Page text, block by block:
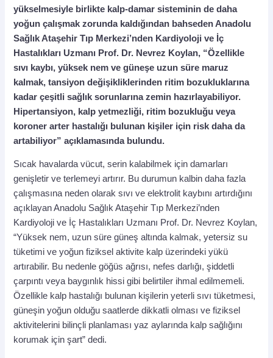
yükselmesiyle birlikte kalp-damar sisteminin de daha
yoğun çalışmak zorunda kaldığından bahseden Anadolu
Sağlık Ataşehir Tıp Merkezi’nden Kardiyoloji ve İç
Hastalıkları Uzmanı Prof. Dr. Nevrez Koylan, “Özellikle
sıvı kaybı, yüksek nem ve güneşe uzun süre maruz
kalmak, tansiyon değişikliklerinden ritim bozukluklarına
kadar çeşitli sağlık sorunlarına zemin hazırlayabiliyor.
Hipertansiyon, kalp yetmezliği, ritim bozukluğu veya
koroner arter hastalığı bulunan kişiler için risk daha da
artabiliyor” açıklamasında bulundu.
Sıcak havalarda vücut, serin kalabilmek için damarları
genişletir ve terlemeyi artırır. Bu durumun kalbin daha fazla
çalışmasına neden olarak sıvı ve elektrolit kaybını artırdığını
açıklayan Anadolu Sağlık Ataşehir Tıp Merkezi’nden
Kardiyoloji ve İç Hastalıkları Uzmanı Prof. Dr. Nevrez Koylan,
“Yüksek nem, uzun süre güneş altında kalmak, yetersiz su
tüketimi ve yoğun fiziksel aktivite kalp üzerindeki yükü
artırabilir. Bu nedenle göğüs ağrısı, nefes darlığı, şiddetli
çarpıntı veya baygınlık hissi gibi belirtiler ihmal edilmemeli.
Özellikle kalp hastalığı bulunan kişilerin yeterli sıvı tüketmesi,
güneşin yoğun olduğu saatlerde dikkatli olması ve fiziksel
aktivitelerini bilinçli planlaması yaz aylarında kalp sağlığını
korumak için şart” dedi.